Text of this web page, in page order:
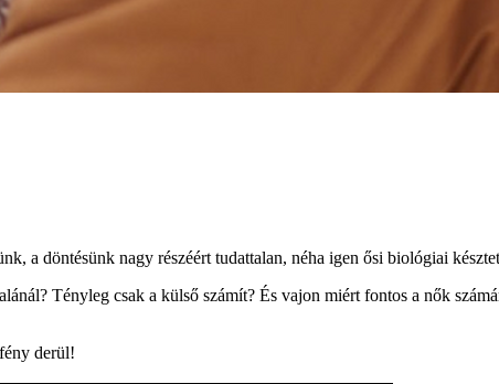
a döntésünk nagy részéért tudattalan, néha igen ősi biológiai
Tényleg csak a külső számít? És vajon miért fontos a nők
derül!